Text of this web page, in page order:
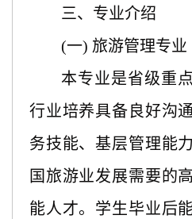
三、专业介绍
(一) 旅游管理专业
本专业是省级重
行业培养具备良好沟
务技能、基层管理能
国旅游业发展需要的
能人才。学生毕业后